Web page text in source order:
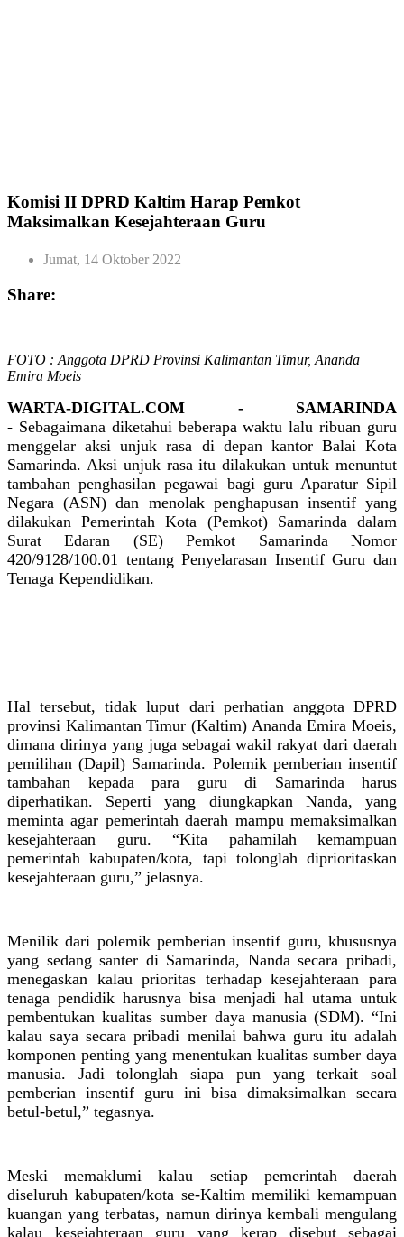
Komisi II DPRD Kaltim Harap Pemkot
Maksimalkan Kesejahteraan Guru
Jumat, 14 Oktober 2022
Share:
FOTO : Anggota DPRD Provinsi Kalimantan Timur, Ananda
Emira Moeis
WARTA-DIGITAL.COM - SAMARINDA
- Sebagaimana diketahui beberapa waktu lalu ribuan guru
menggelar aksi unjuk rasa di depan kantor Balai Kota
Samarinda. Aksi unjuk rasa itu dilakukan untuk menuntut
tambahan penghasilan pegawai bagi guru Aparatur Sipil
Negara (ASN) dan menolak penghapusan insentif yang
dilakukan Pemerintah Kota (Pemkot) Samarinda dalam
Surat Edaran (SE) Pemkot Samarinda Nomor
420/9128/100.01 tentang Penyelarasan Insentif Guru dan
Tenaga Kependidikan.
Hal tersebut, tidak luput dari perhatian anggota DPRD
provinsi Kalimantan Timur (Kaltim) Ananda Emira Moeis,
dimana dirinya yang juga sebagai wakil rakyat dari daerah
pemilihan (Dapil) Samarinda. Polemik pemberian insentif
tambahan kepada para guru di Samarinda harus
diperhatikan. Seperti yang diungkapkan Nanda, yang
meminta agar pemerintah daerah mampu memaksimalkan
kesejahteraan guru. “Kita pahamilah kemampuan
pemerintah kabupaten/kota, tapi tolonglah diprioritaskan
kesejahteraan guru,” jelasnya.
Menilik dari polemik pemberian insentif guru, khususnya
yang sedang santer di Samarinda, Nanda secara pribadi,
menegaskan kalau prioritas terhadap kesejahteraan para
tenaga pendidik harusnya bisa menjadi hal utama untuk
pembentukan kualitas sumber daya manusia (SDM). “Ini
kalau saya secara pribadi menilai bahwa guru itu adalah
komponen penting yang menentukan kualitas sumber daya
manusia. Jadi tolonglah siapa pun yang terkait soal
pemberian insentif guru ini bisa dimaksimalkan secara
betul-betul,” tegasnya.
Meski memaklumi kalau setiap pemerintah daerah
diseluruh kabupaten/kota se-Kaltim memiliki kemampuan
kuangan yang terbatas, namun dirinya kembali mengulang
kalau kesejahteraan guru yang kerap disebut sebagai